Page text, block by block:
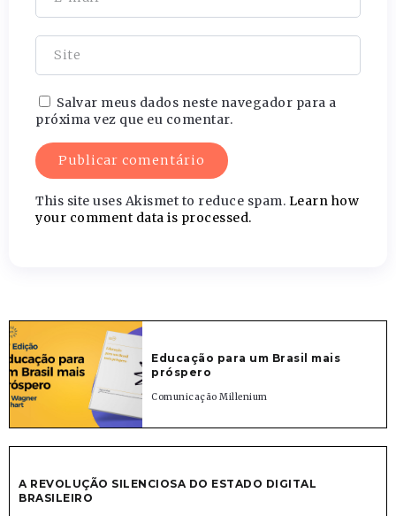
Salvar meus dados neste navegador para a
próxima vez que eu comentar.
This site uses Akismet to reduce spam. Learn how
your comment data is processed.
Educação para um Brasil mais
próspero
Comunicação Millenium
A REVOLUÇÃO SILENCIOSA DO ESTADO DIGITAL
BRASILEIRO